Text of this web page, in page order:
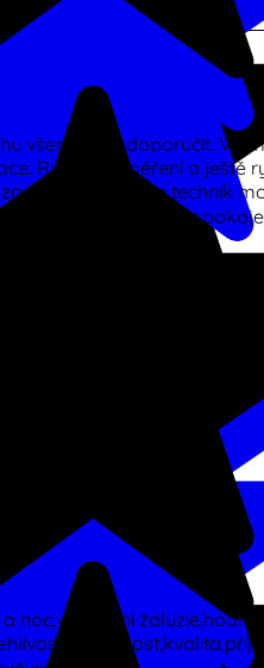
všem vřele doporučit.
Rychlé zaměření a ještě
super ceny. Pan technik
a přeji jen samé
noc,vertikální